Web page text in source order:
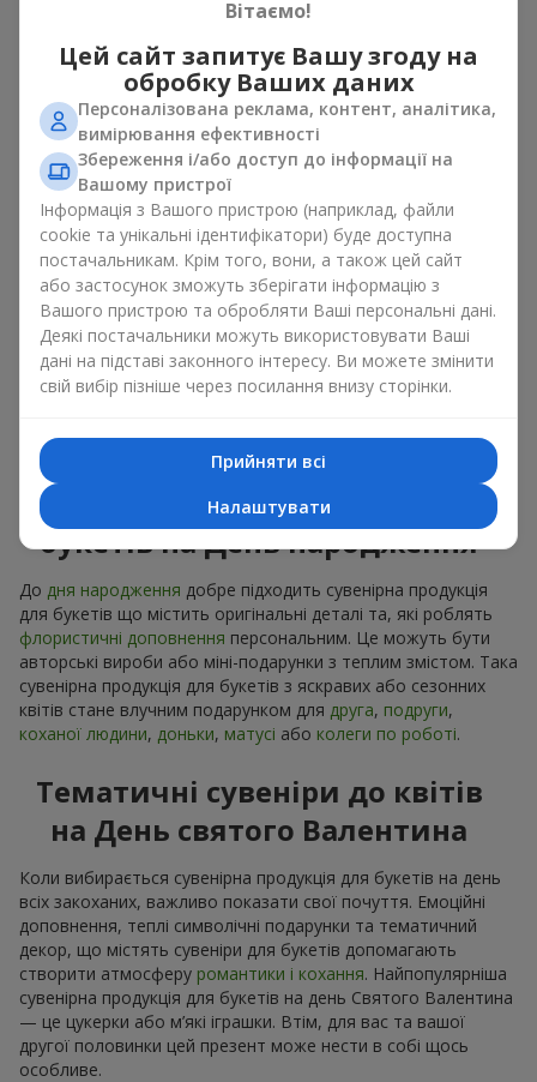
букетів, як легкі символічні додатки та легкі елементи
Для яскравих є сенс використати більш сміливі додаткові
акценти, як вишуканіцукеркичи дорогі сувеніри.
Сувенірна продукція для букетів повинна вибиратись,
враховуючи й привід, і людину, якій адресований подарунок.
Якщо сумніваєтесь, яка сувенірна продукція для букетів вам
потрібна — обирайте універсальні маленькі приємності,
широкий вибір яких знайдеться у нашому каталозі.
Сувеніри до букетів на різні свята
Свято задає настрій, а сувенірна продукція для букетів його
підкреслює. Саме тому сувеніри для квітів часто обирають з
урахуванням дати та події. В нашому асортименті
знайдеться сувенірна продукція для букетів, що підійде до
бюджет.
Сувенірна продукція до
букетів на День народження
До дня народження добре підходить сувенірна продукція
для букетів що містить оригінальні деталі та, які роблять
флористичні доповнення персональним. Це можуть бути
авторські вироби або міні-подарунки з теплим змістом. Така
сувенірна продукція для букетів з яскравих або сезонних
квітів стане влучним подарунком для друга, подруги,
коханої людини, доньки, матусі або колеги по роботі.
Тематичні сувеніри до квітів
на День святого Валентина
Коли вибирається сувенірна продукція для букетів на день
всіх закоханих, важливо показати свої почуття. Емоційні
доповнення, теплі символічні подарунки та тематичний
декор, що містять сувеніри для букетів допомагають
створити атмосферу романтики і кохання. Найпопулярніша
сувенірна продукція для букетів на день Святого Валентина
— це цукерки або м’які іграшки. Втім, для вас та вашої
другої половинки цей презент може нести в собі щось
особливе.
Вітаємо!
Цей сайт запитує Вашу згоду на
обробку Ваших даних
Персоналізована реклама, контент, аналітика,
вимірювання ефективності
Збереження і/або доступ до інформації на
Вашому пристрої
Інформація з Вашого пристрою (наприклад, файли
cookie та унікальні ідентифікатори) буде доступна
постачальникам. Крім того, вони, а також цей сайт
або застосунок зможуть зберігати інформацію з
Вашого пристрою та обробляти Ваші персональні дані.
Деякі постачальники можуть використовувати Ваші
дані на підставі законного інтересу. Ви можете змінити
свій вибір пізніше через посилання внизу сторінки.
Прийняти всі
Налаштувати